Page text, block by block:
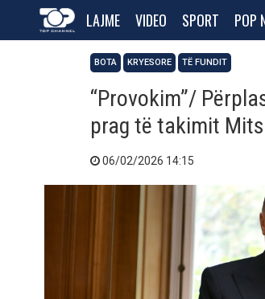
LAJME VIDEO SPORT POP
BOTA KRYESORE TË FUNDIT
“Provokim”/
prag të takimit
06/02/2026 14:15